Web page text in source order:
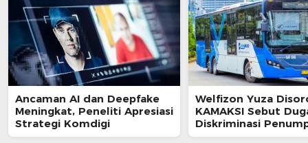
Ancaman AI dan Deepfake
Meningkat, Peneliti Apresiasi
Strategi Komdigi
Welfizon Yuza
KAMAKSI Sebut
Diskriminasi
TransJakarta